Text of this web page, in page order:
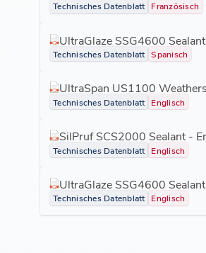
Technisches Datenblatt Französisch
UltraGlaze SSG4600
Technisches Datenblatt Spanisch
UltraSpan US1100
Technisches Datenblatt Englisch
SilPruf SCS2000 Sealant -
Technisches Datenblatt Englisch
UltraGlaze SSG4600
Technisches Datenblatt Englisch